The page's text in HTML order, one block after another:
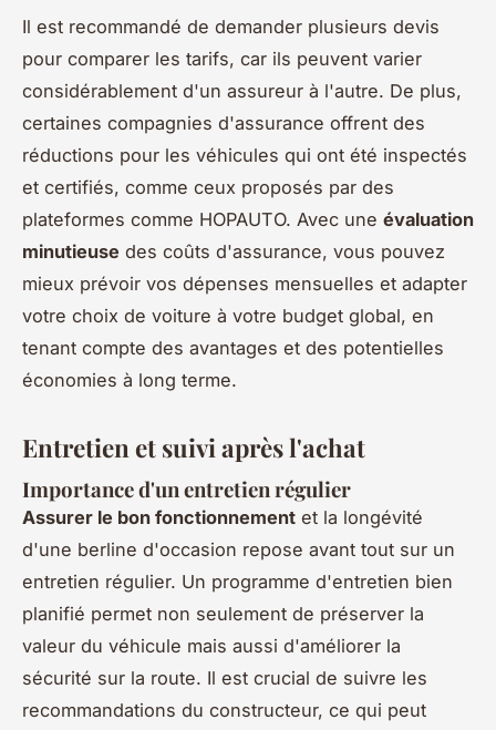
Il est recommandé de demander plusieurs devis
pour comparer les tarifs, car ils peuvent varier
considérablement d'un assureur à l'autre. De plus,
certaines compagnies d'assurance offrent des
réductions pour les véhicules qui ont été inspectés
et certifiés, comme ceux proposés par des
plateformes comme HOPAUTO. Avec une évaluation
minutieuse des coûts d'assurance, vous pouvez
mieux prévoir vos dépenses mensuelles et adapter
votre choix de voiture à votre budget global, en
tenant compte des avantages et des potentielles
économies à long terme.
Entretien et suivi après l'achat
Importance d'un entretien régulier
Assurer le bon fonctionnement et la longévité
d'une berline d'occasion repose avant tout sur un
entretien régulier. Un programme d'entretien bien
planifié permet non seulement de préserver la
valeur du véhicule mais aussi d'améliorer la
sécurité sur la route. Il est crucial de suivre les
recommandations du constructeur, ce qui peut